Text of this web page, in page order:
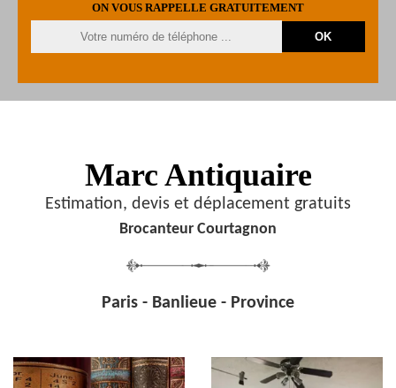
ON VOUS RAPPELLE GRATUITEMENT
Marc Antiquaire
Estimation, devis et déplacement gratuits
Brocanteur Courtagnon
Paris - Banlieue - Province